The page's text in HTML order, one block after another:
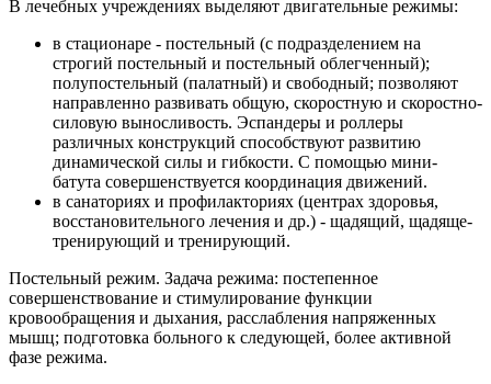
В лечебных учреждениях выделяют двигательные режимы:
в стационаре - постельный (с подразделением на
строгий постельный и постельный облегченный);
полупостельный (палатный) и свободный; позволяют
направленно развивать общую, скоростную и скоростно-
силовую выносливость. Эспандеры и роллеры
различных конструкций способствуют развитию
динамической силы и гибкости. С помощью мини-
батута совершенствуется координация движений.
в санаториях и профилакториях (центрах здоровья,
восстановительного лечения и др.) - щадящий, щадяще-
тренирующий и тренирующий.
Постельный режим. Задача режима: постепенное
совершенствование и стимулирование функции
кровообращения и дыхания, расслабления напряженных
мышц; подготовка больного к следующей, более активной
фазе режима.